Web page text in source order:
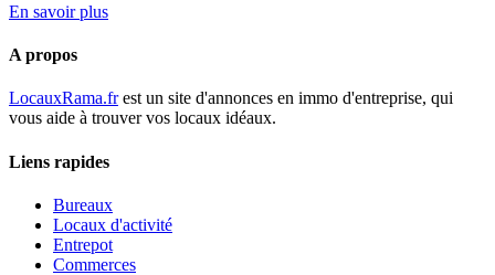
En savoir plus
A propos
LocauxRama.frest un site d'annonces en immo d'entreprise, qui
vous aide à trouver vos locaux idéaux.
Liens rapides
Bureaux
Locaux d'activité
Entrepot
Commerces